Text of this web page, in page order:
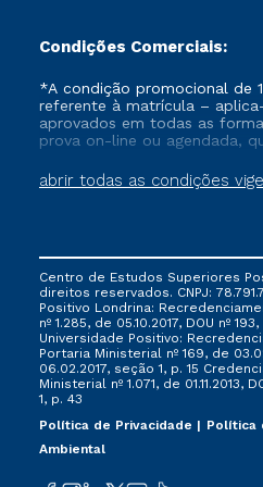
Condições Comerciais:
abrir todas as condições
*A condição promocional de
referente à matrícula –
aprovados em todas as
prova on-line ou agendada,
vigente, que ainda não
tenham cancelado ou
via FIES, Prouni e outros
não se acumula com
ofertada pela Instituição.
Centro de Estudos Superiores
direitos reservados. CNPJ:
Positivo Londrina:
nº 1.285, de 05.10.2017, DOU nº
Universidade Positivo:
Portaria Ministerial nº 169, de
06.02.2017, seção 1, p. 15
Ministerial nº 1.071, de 01.11.2013,
1, p. 43
Política de Privacidade
Política
Ambiental